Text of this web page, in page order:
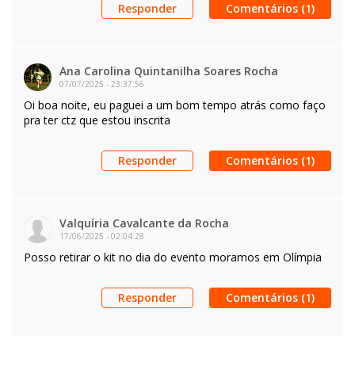
Responder Comentários (1)
Ana Carolina Quintanilha Soares Rocha
07/07/2025 - 23:37:56
Oi boa noite, eu paguei a um bom tempo atrás como faço
pra ter ctz que estou inscrita
Responder Comentários (1)
Valquíria Cavalcante da Rocha
17/06/2025 - 02:04:28
Posso retirar o kit no dia do evento moramos em Olímpia
Responder Comentários (1)